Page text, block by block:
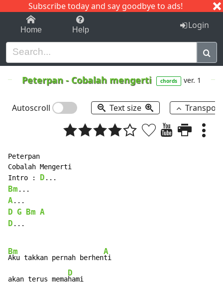
Subscribe today and say goodbye to ads!
1-9 C I J
Home Help Login
Peterpan - Cobalah mengerti chords ver. 1
Autoscroll Text size
Peterpan
Cobalah Mengerti
Intro :
D
Bm
A
D G Bm A
D ...
Bm
Aku takkan pernah berhen
A
ti
akan terus mema
D
hami